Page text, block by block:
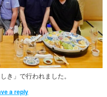
き」で行われました。
a reply